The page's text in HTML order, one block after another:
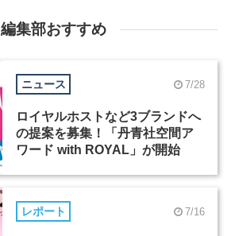
編集部おすすめ
ニュース 7/28
ロイヤルホストなど3ブランドへ
の提案を募集！「丹青社空間ア
ワード with ROYAL」が開始
レポート 7/16